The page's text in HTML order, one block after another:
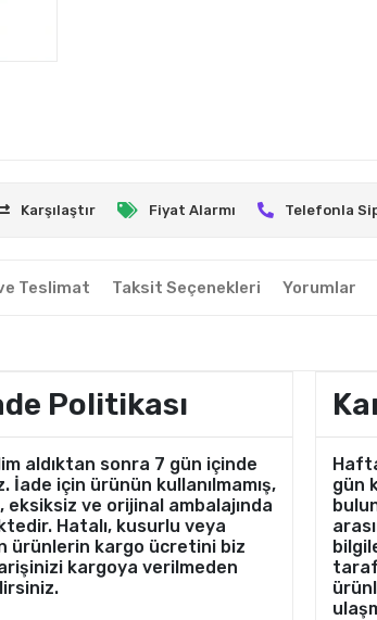
Karşılaştır Fiyat Alarmı Telefonla
Teslimat Taksit Seçenekleri Yorumlar
Politikası
aldıktan sonra 7 gün içinde
İade için ürünün kullanılmamış,
eksiksiz ve orijinal ambalajında
Hatalı, kusurlu veya
ürünlerin kargo ücretini biz
kargoya verilmeden
gün